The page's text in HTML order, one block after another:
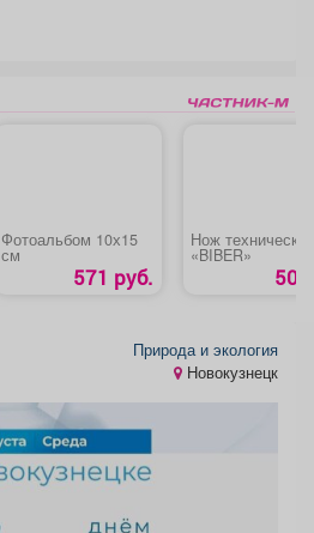
Фотоальбом 10х15
см
571 руб.
Нож технический
«BIBER»
50
Природа и экология
Новокузнецк